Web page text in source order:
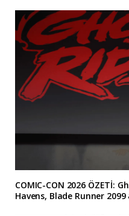
COMIC-CON 2026 ÖZETİ:
Havens, Blade Runner 2099